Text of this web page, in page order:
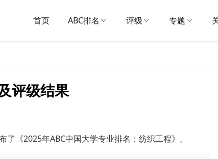
首页 ABC排名 评级 专题
评级结果
《2025年ABC中国大学专业排名：纺织工程》。